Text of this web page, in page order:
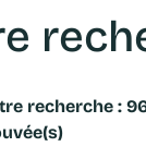
recherche :